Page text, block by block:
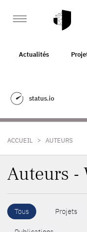
Actualités
status.io
ACCUEIL > AUTEURS
Auteurs -
Tous Projets